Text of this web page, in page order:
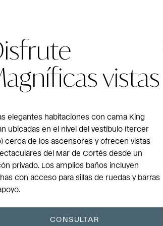
vistas
elegantes habitaciones con cama King
ubicadas en el nivel del vestíbulo (tercer
cerca de los ascensores y ofrecen vistas
del Mar de Cortés desde un
privado. Los amplios baños incluyen
con acceso para sillas de ruedas y barras
CONSULTAR